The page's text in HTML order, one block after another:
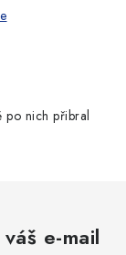
po nich přibral
e-mail